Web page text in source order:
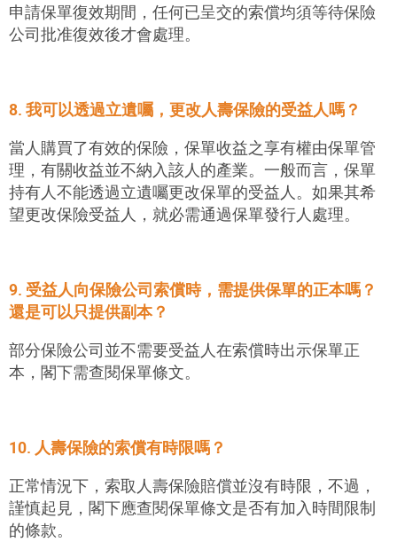
申請保單復效期間，任何已呈交的索償均須等待保險
公司批准復效後才會處理。
8. 我可以透過立遺囑，更改人壽保險的受益人嗎？
當人購買了有效的保險，保單收益之享有權由保單管
理，有關收益並不納入該人的產業。一般而言，保單
持有人不能透過立遺囑更改保單的受益人。如果其希
望更改保險受益人，就必需通過保單發行人處理。
9. 受益人向保險公司索償時，需提供保單的正本嗎？
還是可以只提供副本？
部分保險公司並不需要受益人在索償時出示保單正
本，閣下需查閱保單條文。
10. 人壽保險的索償有時限嗎？
正常情況下，索取人壽保險賠償並沒有時限，不過，
謹慎起見，閣下應查閱保單條文是否有加入時間限制
的條款。